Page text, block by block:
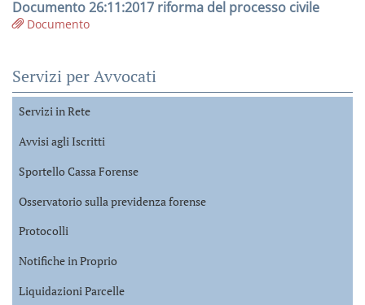
Documento 26:11:2017 riforma del processo civile
Documento
Servizi per Avvocati
Servizi in Rete
Avvisi agli Iscritti
Sportello Cassa Forense
Osservatorio sulla previdenza forense
Protocolli
Notifiche in Proprio
Liquidazioni Parcelle